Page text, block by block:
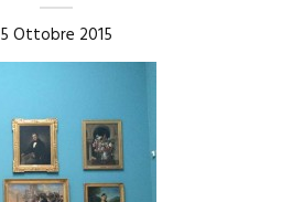
5 Ottobre 2015